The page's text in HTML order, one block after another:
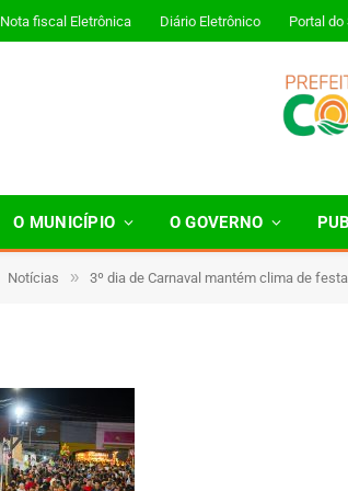
Nota fiscal Eletrônica Diário Eletrônico Portal do
O MUNICÍPIO O GOVERNO
Notícias » 3º dia de Carnaval mantém clima de